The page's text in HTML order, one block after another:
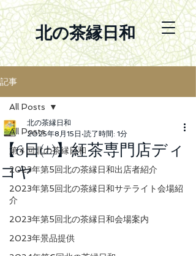
北の茶縁日和
記事
All Posts
第４回北の茶縁日和
2023年第5回北の茶縁日和出店者紹介
2023年第5回北の茶縁日和サテライト会場紹
介
2023年第5回北の茶縁日和会場案内
2023年景品提供
All Posts
【6日㈯】紅茶専門店ディ
コヤ
北の茶縁日和
2025年8月15日 読了時間: 1分